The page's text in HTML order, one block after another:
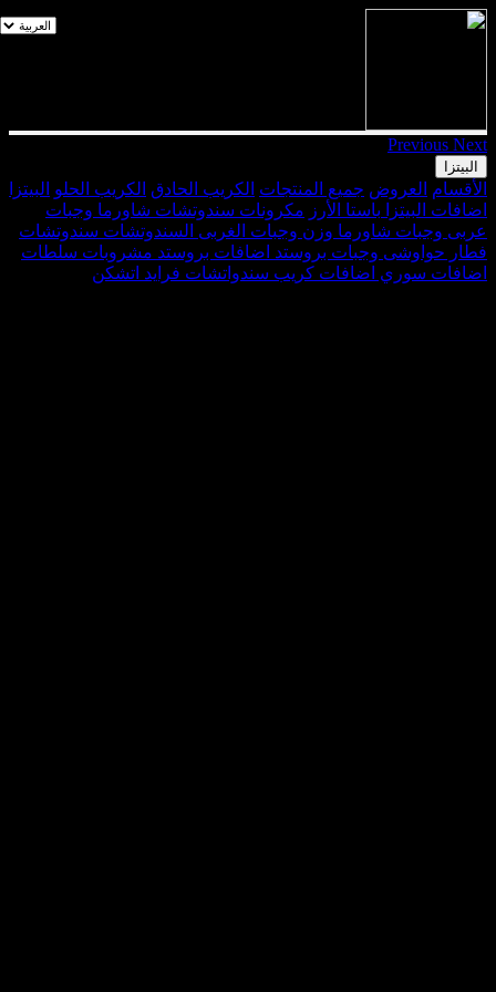
Previous Next
البيتزا
الأقسام العروض جميع المنتجات الكريب الحادق الكريب الحلو البيتزا
اضافات البيتزا باستا الأرز مكرونات سندوتشات شاورما وجبات
عربى وجبات شاورما وزن وجبات الغربى السندوتشات سندوتشات
فطار حواوشى وجبات بروستد اضافات بروستد مشروبات سلطات
اضافات سوري اضافات كريب سندواتشات فرايد اتشكن